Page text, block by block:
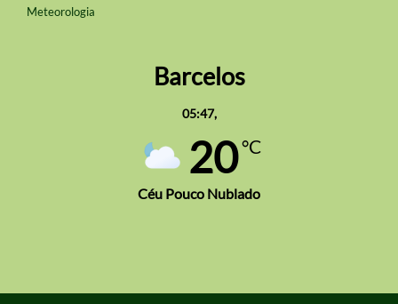
Meteorologia
Barcelos
05:47,
20°C
Céu Pouco Nublado